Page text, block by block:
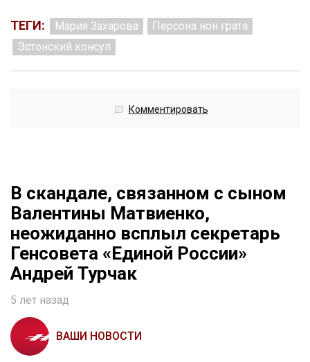
ТЕГИ: Мария Захарова
Персона нон грата
Эстонский консул
Комментировать
В скандале, связанном с сыном
Валентины Матвиенко,
неожиданно всплыл секретарь
Генсовета «Единой России»
Андрей Турчак
5 лет назад
ВАШИ НОВОСТИ